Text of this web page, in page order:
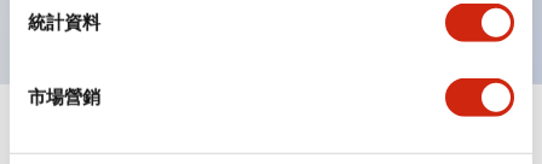
統計資料
市場營銷
+